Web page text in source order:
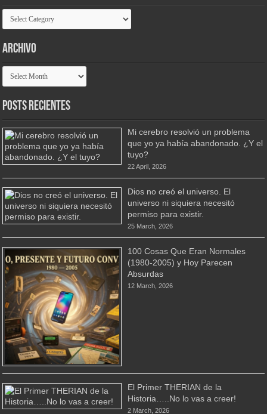
Categorias
Archivo
Archivo
Posts Recientes
Mi cerebro resolvió un problema
que yo ya había abandonado. ¿Y el
tuyo?
22 April, 2026
Dios no creó el universo. El
universo ni siquiera necesitó
permiso para existir.
25 March, 2026
100 Cosas Que Eran Normales
(1980-2005) y Hoy Parecen
Absurdas
12 March, 2026
El Primer THERIAN de la
Historia…..No lo vas a creer!
2 March, 2026